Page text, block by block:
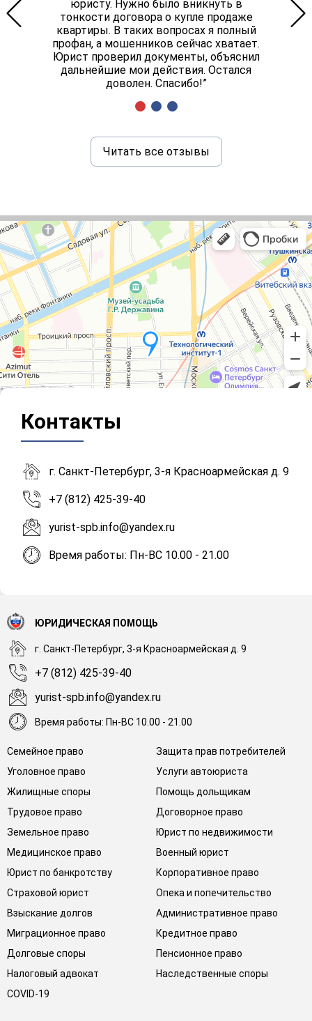
юристу. Нужно было вникнуть в
тонкости договора о купле продаже
квартиры. В таких вопросах я полный
профан, а мошенников сейчас хватает.
Юрист проверил документы, объяснил
дальнейшие мои действия. Остался
доволен. Спасибо!”
Читать все отзывы
Контакты
г. Санкт-Петербург, 3-я Красноармейская д. 9
+7 (812) 425-39-40
yurist-spb.info@yandex.ru
Время работы: Пн-ВС 10.00 - 21.00
Семейное право
Защита прав потребителей
Уголовное право
Услуги автоюриста
Жилищные споры
Помощь дольщикам
Трудовое право
Договорное право
Земельное право
Юрист по недвижимости
Медицинское право
Военный юрист
Юрист по банкротству
Корпоративное право
Страховой юрист
Опека и попечительство
Взыскание долгов
Административное право
Миграционное право
Кредитное право
Долговые споры
Пенсионное право
Налоговый адвокат
Наследственные споры
COVID-19
ЮРИДИЧЕСКАЯ ПОМОЩЬ
г. Санкт-Петербург, 3-я Красноармейская д. 9
+7 (812) 425-39-40
yurist-spb.info@yandex.ru
Время работы: Пн-ВС 10.00 - 21.00